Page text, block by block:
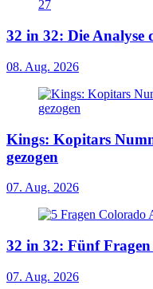
32 in 32: Die Analyse
08. Aug. 2026
Kings: Kopitars
gezogen
07. Aug. 2026
32 in 32: Fünf
07. Aug. 2026